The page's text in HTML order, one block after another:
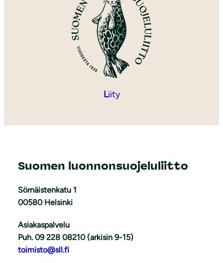
Liity
Suomen luonnonsuojeluliitto
Sörnäistenkatu 1
00580 Helsinki
Asiakaspalvelu
Puh. 09 228 08210 (arkisin 9-15)
toimisto@sll.fi